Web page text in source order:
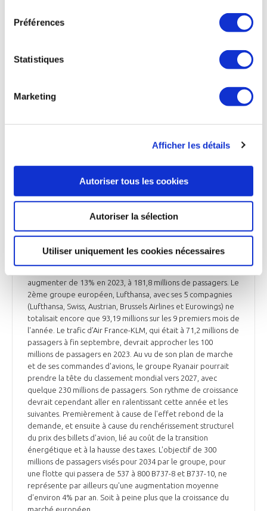
Préférences
Statistiques
Marketing
Afficher les détails
Autoriser tous les cookies
Autoriser la sélection
Utiliser uniquement les cookies nécessaires
d'action et d'une altitude plus élevée, 2 capacités
considérées comme essentielles dans la région du Pacifique.
Aviation Week du 4 janvier
AVIATION COMMERCIALE
AVIATION COMMERCIALE
Ryanair conforte sa place de 1ère compagnie
aérienne d'Europe
Ryanair est à nouveau la 1ère compagnie aérienne
européenne en 2023. La compagnie low-cost, qui se
décompose aujourd'hui en 5 marques (Ryanair, Ryanair UK,
augmenter de 13% en 2023, à 181,8 millions de passagers. Le
2ème groupe européen, Lufthansa, avec ses 5 compagnies
(Lufthansa, Swiss, Austrian, Brussels Airlines et Eurowings) ne
totalisait encore que 93,19 millions sur les 9 premiers mois de
l'année. Le trafic d’Air France-KLM, qui était à 71,2 millions de
passagers à fin septembre, devrait approcher les 100
millions de passagers en 2023. Au vu de son plan de marche
et de ses commandes d'avions, le groupe Ryanair pourrait
prendre la tête du classement mondial vers 2027, avec
quelque 230 millions de passagers. Son rythme de croissance
devrait cependant aller en ralentissant cette année et les
suivantes. Premièrement à cause de l'effet rebond de la
demande, et ensuite à cause du renchérissement structurel
du prix des billets d'avion, lié au coût de la transition
énergétique et à la hausse des taxes. L'objectif de 300
millions de passagers visés pour 2034 par le groupe, pour
une flotte qui passera de 537 à 800 B737-8 et B737-10, ne
représente par ailleurs qu'une augmentation moyenne
d'environ 4% par an. Soit à peine plus que la croissance du
marché européen.